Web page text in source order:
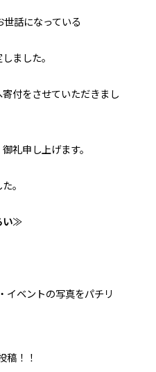
話になっている
ました。
付をさせていただきまし
礼申し上げます。
。
い≫
ベントの写真をパチリ
！！